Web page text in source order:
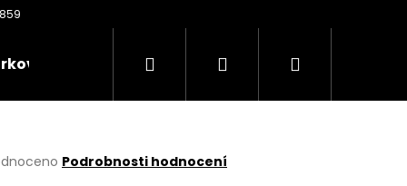
poukazy Oděvy Kontakty
Hledat PřihlášeníNákupní
Podrobnosti hodnocení